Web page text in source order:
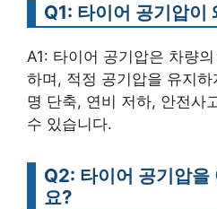
Q1: 타이어 공기압이
A1: 타이어 공기압은 차량
하며, 적정 공기압을 유지
명 단축, 연비 저하, 안전사
수 있습니다.
Q2: 타이어 공기압을
요?